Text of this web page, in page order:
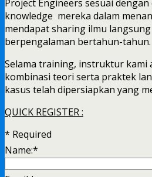
Project Engineers sesuai
knowledge mereka dalam
mendapat sharing ilmu
berpengalaman bertahun-tahun.
Selama training, instruktur kami
kombinasi teori serta praktek
kasus telah dipersiapkan yang
QUICK REGISTER :
* Required
Name:*